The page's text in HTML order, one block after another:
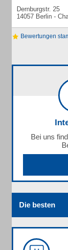
Dernburgstr. 25
14057 Berlin -
Bewertungen
Bei uns
Die besten